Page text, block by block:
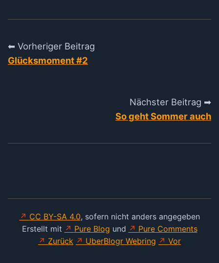
⬅ Vorheriger Beitrag
Glücksmoment #2
Nächster Beitrag ➡
So geht Sommer auch
CC BY-SA 4.0, sofern nicht anders angegeben
Erstellt mit
Pure Blog und
Pure Comments
Zurück
UberBlogr Webring Vor